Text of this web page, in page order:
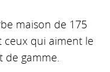
maison de 175
ceux qui aiment le
de gamme.